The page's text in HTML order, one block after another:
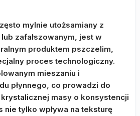
mylnie utożsamiany z
zafałszowanym, jest w
produktem pszczelim,
proces technologiczny.
mieszaniu i
płynnego, co prowadzi do
masy o konsystencji
nie tylko wpływa na teksturę